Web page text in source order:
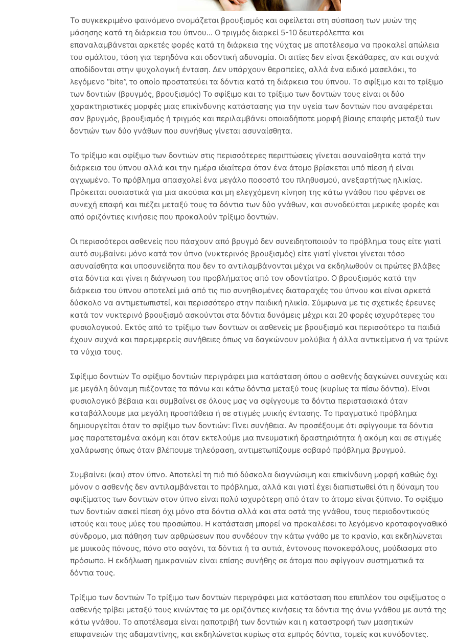
Το συγκεκριμένο φαινόμενο ονομάζεται βρουξισμός και οφείλεται στη σύσπαση των μυών της
μάσησης κατά τη διάρκεια του ύπνου... Ο τριγμός διαρκεί 5-10 δευτερόλεπτα και
επαναλαμβάνεται αρκετές φορές κατά τη διάρκεια της νύχτας με αποτέλεσμα να προκαλεί απώλεια
του σμάλτου, τάση για τερηδόνα και οδοντική αδυναμία. Οι αιτίες δεν είναι ξεκάθαρες, αν και συχνά
αποδίδονται στην ψυχολογική ένταση. Δεν υπάρχουν θεραπείες, αλλά ένα ειδικό μασελάκι, το
λεγόμενο “bite”, το οποίο προστατεύει τα δόντια κατά τη διάρκεια του ύπνου. Το σφίξιμο και το τρίξιμο
των δοντιών (βρυγμός, βρουξισμός) Το σφίξιμο και το τρίξιμο των δοντιών τους είναι οι δύο
χαρακτηριστικές μορφές μιας επικίνδυνης κατάστασης για την υγεία των δοντιών που αναφέρεται
σαν βρυγμός, βρουξισμός ή τριγμός και περιλαμβάνει οποιαδήποτε μορφή βίαιης επαφής μεταξύ των
δοντιών των δύο γνάθων που συνήθως γίνεται ασυναίσθητα.
Το τρίξιμο και σφίξιμο των δοντιών στις περισσότερες περιπτώσεις γίνεται ασυναίσθητα κατά την
διάρκεια του ύπνου αλλά και την ημέρα ιδιαίτερα όταν ένα άτομο βρίσκεται υπό πίεση ή είναι
αγχωμένο. Το πρόβλημα απασχολεί ένα μεγάλο ποσοστό του πληθυσμού, ανεξαρτήτως ηλικίας.
Πρόκειται ουσιαστικά για μια ακούσια και μη ελεγχόμενη κίνηση της κάτω γνάθου που φέρνει σε
συνεχή επαφή και πιέζει μεταξύ τους τα δόντια των δύο γνάθων, και συνοδεύεται μερικές φορές και
από οριζόντιες κινήσεις που προκαλούν τρίξιμο δοντιών.
Οι περισσότεροι ασθενείς που πάσχουν από βρυγμό δεν συνειδητοποιούν το πρόβλημα τους είτε γιατί
αυτό συμβαίνει μόνο κατά τον ύπνο (νυκτερινός βρουξισμός) είτε γιατί γίνεται γίνεται τόσο
ασυναίσθητα και υποσυνείδητα που δεν το αντιλαμβάνονται μέχρι να εκδηλωθούν οι πρώτες βλάβες
στα δόντια και γίνει η διάγνωση του προβλήματος από τον οδοντίατρο. Ο βρουξισμός κατά την
διάρκεια του ύπνου αποτελεί μιά από τις πιο συνηθισμένες διαταραχές του ύπνου και είναι αρκετά
δύσκολο να αντιμετωπιστεί, και περισσότερο στην παιδική ηλικία. Σύμφωνα με τις σχετικές έρευνες
κατά τον νυκτερινό βρουξισμό ασκούνται στα δόντια δυνάμεις μέχρι και 20 φορές ισχυρότερες του
φυσιολογικού. Εκτός από το τρίξιμο των δοντιών οι ασθενείς με βρουξισμό και περισσότερο τα παιδιά
έχουν συχνά και παρεμφερείς συνήθειες όπως να δαγκώνουν μολύβια ή άλλα αντικείμενα ή να τρώνε
τα νύχια τους.
Σφίξιμο δοντιών Το σφίξιμο δοντιών περιγράφει μια κατάσταση όπου ο ασθενής δαγκώνει συνεχώς και
με μεγάλη δύναμη πιέζοντας τα πάνω και κάτω δόντια μεταξύ τους (κυρίως τα πίσω δόντια). Είναι
φυσιολογικό βέβαια και συμβαίνει σε όλους μας να σφίγγουμε τα δόντια περιστασιακά όταν
καταβάλλουμε μια μεγάλη προσπάθεια ή σε στιγμές μυικής έντασης. Το πραγματικό πρόβλημα
δημιουργείται όταν το σφίξιμο των δοντιών: Γίνει συνήθεια. Αν προσέξουμε ότι σφίγγουμε τα δόντια
μας παρατεταμένα ακόμη και όταν εκτελούμε μια πνευματική δραστηριότητα ή ακόμη και σε στιγμές
χαλάρωσης όπως όταν βλέπουμε τηλεόραση, αντιμετωπίζουμε σοβαρό πρόβλημα βρυγμού.
Συμβαίνει (και) στον ύπνο. Αποτελεί τη πιό πιό δύσκολα διαγνώσιμη και επικίνδυνη μορφή καθώς όχι
μόνον ο ασθενής δεν αντιλαμβάνεται το πρόβλημα, αλλά και γιατί έχει διαπιστωθεί ότι η δύναμη του
σφιξίματος των δοντιών στον ύπνο είναι πολύ ισχυρότερη από όταν το άτομο είναι ξύπνιο. Το σφίξιμο
των δοντιών ασκεί πίεση όχι μόνο στα δόντια αλλά και στα οστά της γνάθου, τους περιοδοντικούς
ιστούς και τους μύες του προσώπου. Η κατάσταση μπορεί να προκαλέσει το λεγόμενο κροταφογναθικό
σύνδρομο, μια πάθηση των αρθρώσεων που συνδέουν την κάτω γνάθο με το κρανίο, και εκδηλώνεται
με μυικούς πόνους, πόνο στο σαγόνι, τα δόντια ή τα αυτιά, έντονους πονοκεφάλους, μούδιασμα στο
πρόσωπο. Η εκδήλωση ημικρανιών είναι επίσης συνήθης σε άτομα που σφίγγουν συστηματικά τα
δόντια τους.
Τρίξιμο των δοντιών Το τρίξιμο των δοντιών περιγράφει μια κατάσταση που επιπλέον του σφιξίματος ο
ασθενής τρίβει μεταξύ τους κινώντας τα με οριζόντιες κινήσεις τα δόντια της άνω γνάθου με αυτά της
κάτω γνάθου. Το αποτέλεσμα είναι ηαποτριβή των δοντιών και η καταστροφή των μασητικών
επιφανειών της αδαμαντίνης, και εκδηλώνεται κυρίως στα εμπρός δόντια, τομείς και κυνόδοντες.